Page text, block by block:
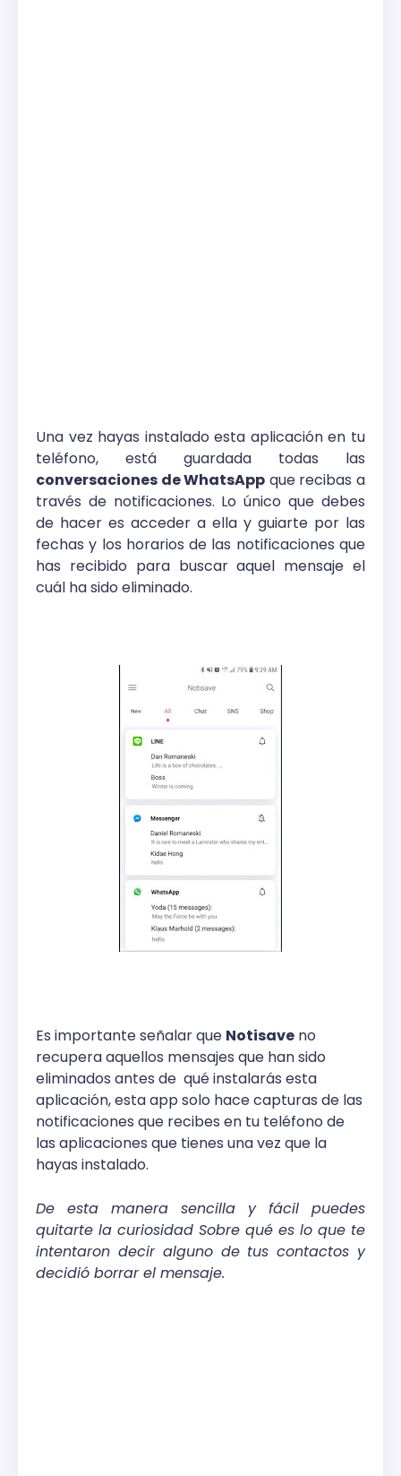
Una vez hayas instalado esta aplicación en tu
teléfono, está guardada todas las
conversaciones de WhatsApp que recibas a
través de notificaciones. Lo único que debes
de hacer es acceder a ella y guiarte por las
fechas y los horarios de las notificaciones que
has recibido para buscar aquel mensaje el
cuál ha sido eliminado.
Es importante señalar que Notisave no
recupera aquellos mensajes que han sido
eliminados antes de qué instalarás esta
aplicación, esta app solo hace capturas de las
notificaciones que recibes en tu teléfono de
las aplicaciones que tienes una vez que la
hayas instalado.
De esta manera sencilla y fácil puedes
quitarte la curiosidad Sobre qué es lo que te
intentaron decir alguno de tus contactos y
decidió borrar el mensaje.